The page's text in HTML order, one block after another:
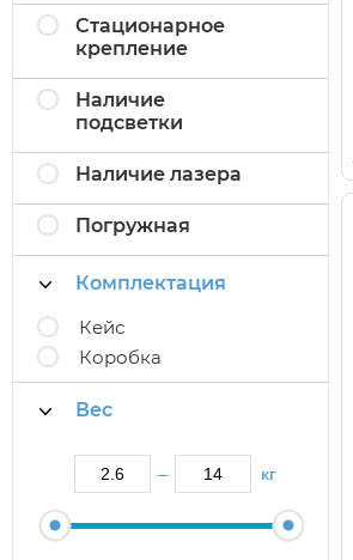
Стационарное
крепление
Наличие
подсветки
Наличие лазера
Погружная
Комплектация
Кейс
Коробка
Вес
— кг